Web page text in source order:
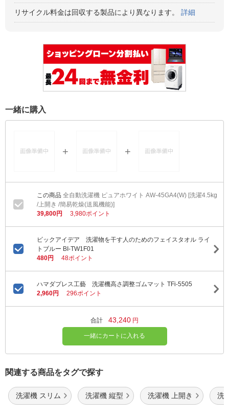
リサイクル料金は回収する製品により異なります。 詳細
一緒に購入
全自動洗濯機 ピュアホワイト AW-45GA4(W) [洗濯4.5kg
/上開き /簡易乾燥(送風機能)]
39,800円
3,980ポイント
ビックアイデア 洗濯物を干す人のためのフェイスタオル ライ
トブルー BI-TW1F01
480円
48ポイント
ハマダプレス工藝 洗濯機高さ調整ゴムマット TFi-5505
2,960円
296ポイント
合計 43,240 円
一緒にカートに入れる
関連する商品をタグで探す
洗濯機 スリム 洗濯機 縦型 洗濯機 上開き 洗